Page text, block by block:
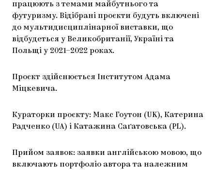
працюють з темами майбутнього та
футуризму. Відібрані проєкти будуть включені
до мультидисциплінарної виставки, що
відбудеться у Великобританії, Україні та
Польщі у 2021–2022 роках.
Проєкт здійснюється Інститутом Адама
Міцкевича.
Кураторки проєкту: Макс Гоутон (UK), Катерина
Радченко (UA) і Катажина Саґатовська (PL).
Прийом заявок: заявки англійською мовою, що
включають портфоліо автора та належним